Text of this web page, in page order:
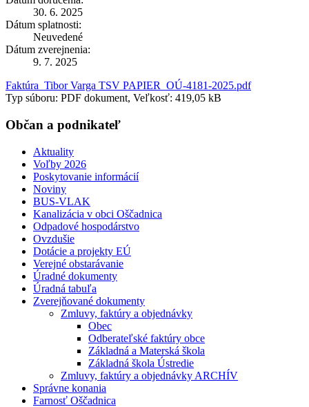
30. 6. 2025
Dátum splatnosti:
Neuvedené
Dátum zverejnenia:
9. 7. 2025
Faktúra_Tibor Varga TSV PAPIER_OÚ-4181-2025.pdf
Typ súboru: PDF dokument, Veľkosť: 419,05 kB
Občan a podnikateľ
Aktuality
Voľby 2026
Poskytovanie informácií
Noviny
BUS-VLAK
Kanalizácia v obci Oščadnica
Odpadové hospodárstvo
Ovzdušie
Dotácie a projekty EÚ
Verejné obstarávanie
Úradné dokumenty
Úradná tabuľa
Zverejňované dokumenty
Zmluvy, faktúry a objednávky
Obec
Odberateľské faktúry obce
Základná a Materská škola
Základná škola Ústredie
Zmluvy, faktúry a objednávky ARCHÍV
Správne konania
Farnosť Oščadnica